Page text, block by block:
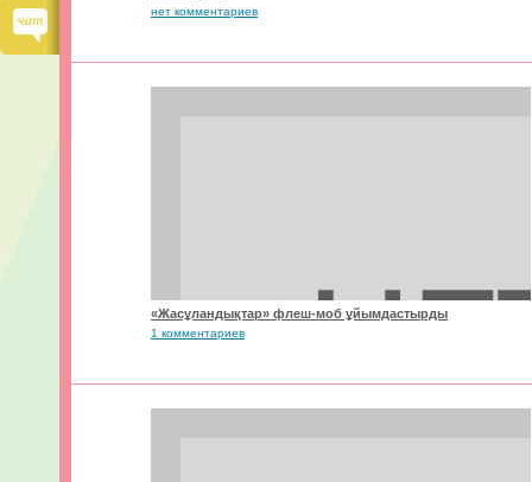
нет комментариев
«Жасұландықтар» флеш-моб ұйымдастырды
1 комментариев